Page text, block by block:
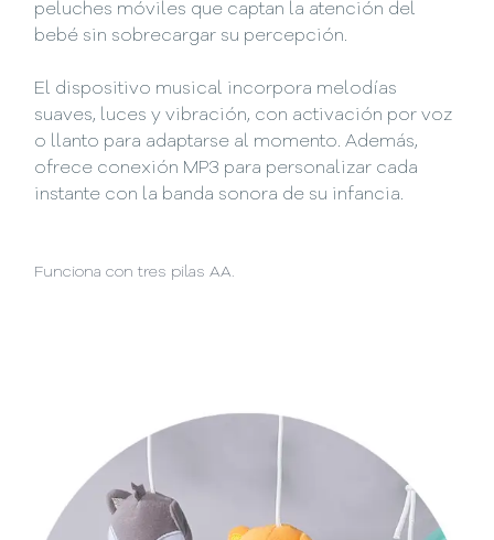
peluches móviles que captan la atención del
bebé sin sobrecargar su percepción.
El dispositivo musical incorpora melodías
suaves, luces y vibración, con activación por voz
o llanto para adaptarse al momento. Además,
ofrece conexión MP3 para personalizar cada
instante con la banda sonora de su infancia.
Funciona con tres pilas AA.